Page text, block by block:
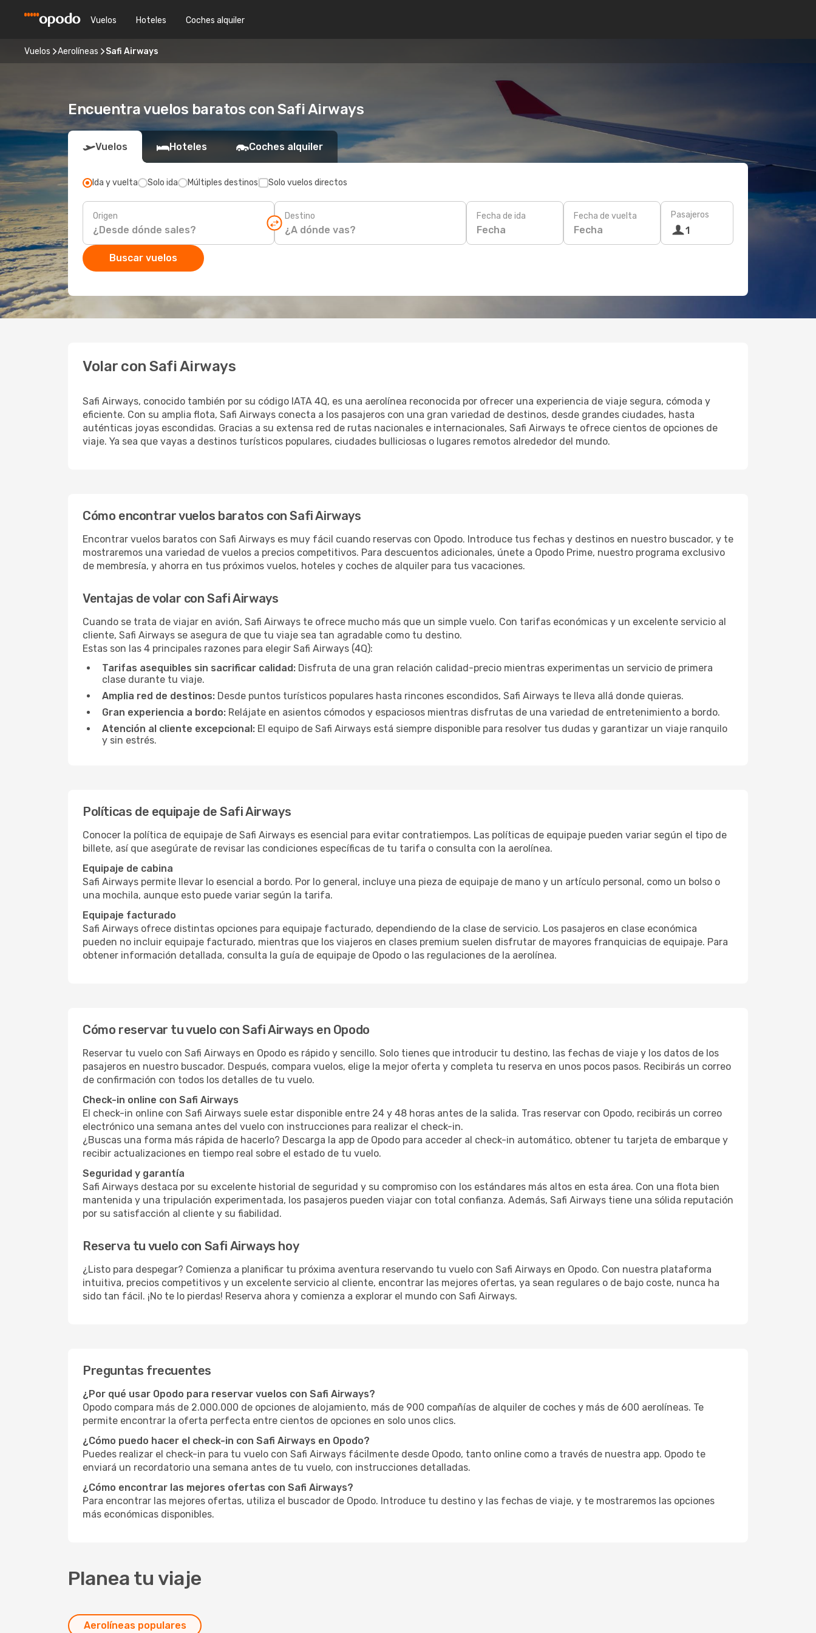
Vuelos Hoteles Coches alquiler
Vuelos Aerolíneas Safi Airways
Encuentra vuelos baratos con Safi Airways
Vuelos Hoteles Coches alquiler
Ida y vuelta Solo ida Múltiples destinos Solo vuelos directos
Origen Destino Fecha de ida
Fecha
Fecha de vuelta
Fecha
Pasajeros
1
Buscar vuelos
Volar con Safi Airways
Safi Airways, conocido también por su código IATA 4Q, es una aerolínea reconocida por ofrecer una experiencia de viaje segura, cómoda y
eficiente. Con su amplia flota, Safi Airways conecta a los pasajeros con una gran variedad de destinos, desde grandes ciudades, hasta
auténticas joyas escondidas. Gracias a su extensa red de rutas nacionales e internacionales, Safi Airways te ofrece cientos de opciones de
viaje. Ya sea que vayas a destinos turísticos populares, ciudades bulliciosas o lugares remotos alrededor del mundo.
Cómo encontrar vuelos baratos con Safi Airways
Encontrar vuelos baratos con Safi Airways es muy fácil cuando reservas con Opodo. Introduce tus fechas y destinos en nuestro buscador, y te
mostraremos una variedad de vuelos a precios competitivos. Para descuentos adicionales, únete a Opodo Prime, nuestro programa exclusivo
de membresía, y ahorra en tus próximos vuelos, hoteles y coches de alquiler para tus vacaciones.
Ventajas de volar con Safi Airways
Cuando se trata de viajar en avión, Safi Airways te ofrece mucho más que un simple vuelo. Con tarifas económicas y un excelente servicio al
cliente, Safi Airways se asegura de que tu viaje sea tan agradable como tu destino.
Estas son las 4 principales razones para elegir Safi Airways (4Q):
Tarifas asequibles sin sacrificar calidad: Disfruta de una gran relación calidad-precio mientras experimentas un servicio de primera
clase durante tu viaje.
Amplia red de destinos: Desde puntos turísticos populares hasta rincones escondidos, Safi Airways te lleva allá donde quieras.
Gran experiencia a bordo: Relájate en asientos cómodos y espaciosos mientras disfrutas de una variedad de entretenimiento a bordo.
Atención al cliente excepcional: El equipo de Safi Airways está siempre disponible para resolver tus dudas y garantizar un viaje ranquilo
y sin estrés.
Políticas de equipaje de Safi Airways
Conocer la política de equipaje de Safi Airways es esencial para evitar contratiempos. Las políticas de equipaje pueden variar según el tipo de
billete, así que asegúrate de revisar las condiciones específicas de tu tarifa o consulta con la aerolínea.
Equipaje de cabina
Safi Airways permite llevar lo esencial a bordo. Por lo general, incluye una pieza de equipaje de mano y un artículo personal, como un bolso o
una mochila, aunque esto puede variar según la tarifa.
Equipaje facturado
Safi Airways ofrece distintas opciones para equipaje facturado, dependiendo de la clase de servicio. Los pasajeros en clase económica
pueden no incluir equipaje facturado, mientras que los viajeros en clases premium suelen disfrutar de mayores franquicias de equipaje. Para
obtener información detallada, consulta la guía de equipaje de Opodo o las regulaciones de la aerolínea.
Cómo reservar tu vuelo con Safi Airways en Opodo
Reservar tu vuelo con Safi Airways en Opodo es rápido y sencillo. Solo tienes que introducir tu destino, las fechas de viaje y los datos de los
pasajeros en nuestro buscador. Después, compara vuelos, elige la mejor oferta y completa tu reserva en unos pocos pasos. Recibirás un correo
de confirmación con todos los detalles de tu vuelo.
Check-in online con Safi Airways
El check-in online con Safi Airways suele estar disponible entre 24 y 48 horas antes de la salida. Tras reservar con Opodo, recibirás un correo
electrónico una semana antes del vuelo con instrucciones para realizar el check-in.
¿Buscas una forma más rápida de hacerlo? Descarga la app de Opodo para acceder al check-in automático, obtener tu tarjeta de embarque y
recibir actualizaciones en tiempo real sobre el estado de tu vuelo.
Seguridad y garantía
Safi Airways destaca por su excelente historial de seguridad y su compromiso con los estándares más altos en esta área. Con una flota bien
mantenida y una tripulación experimentada, los pasajeros pueden viajar con total confianza. Además, Safi Airways tiene una sólida reputación
por su satisfacción al cliente y su fiabilidad.
Reserva tu vuelo con Safi Airways hoy
¿Listo para despegar? Comienza a planificar tu próxima aventura reservando tu vuelo con Safi Airways en Opodo. Con nuestra plataforma
intuitiva, precios competitivos y un excelente servicio al cliente, encontrar las mejores ofertas, ya sean regulares o de bajo coste, nunca ha
sido tan fácil. ¡No te lo pierdas! Reserva ahora y comienza a explorar el mundo con Safi Airways.
Preguntas frecuentes
¿Por qué usar Opodo para reservar vuelos con Safi Airways?
Opodo compara más de 2.000.000 de opciones de alojamiento, más de 900 compañías de alquiler de coches y más de 600 aerolíneas. Te
permite encontrar la oferta perfecta entre cientos de opciones en solo unos clics.
¿Cómo puedo hacer el check-in con Safi Airways en Opodo?
Puedes realizar el check-in para tu vuelo con Safi Airways fácilmente desde Opodo, tanto online como a través de nuestra app. Opodo te
enviará un recordatorio una semana antes de tu vuelo, con instrucciones detalladas.
¿Cómo encontrar las mejores ofertas con Safi Airways?
Para encontrar las mejores ofertas, utiliza el buscador de Opodo. Introduce tu destino y las fechas de viaje, y te mostraremos las opciones
más económicas disponibles.
Planea tu viaje
Aerolíneas populares